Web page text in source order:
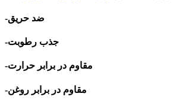
-ضد حریق
-جذب رطوبت
-مقاوم در برابر حرارت
-مقاوم در برابر روغن